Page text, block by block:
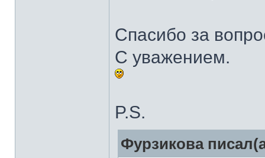
Спасибо за
С уважением.
P.S.
Фурзикова